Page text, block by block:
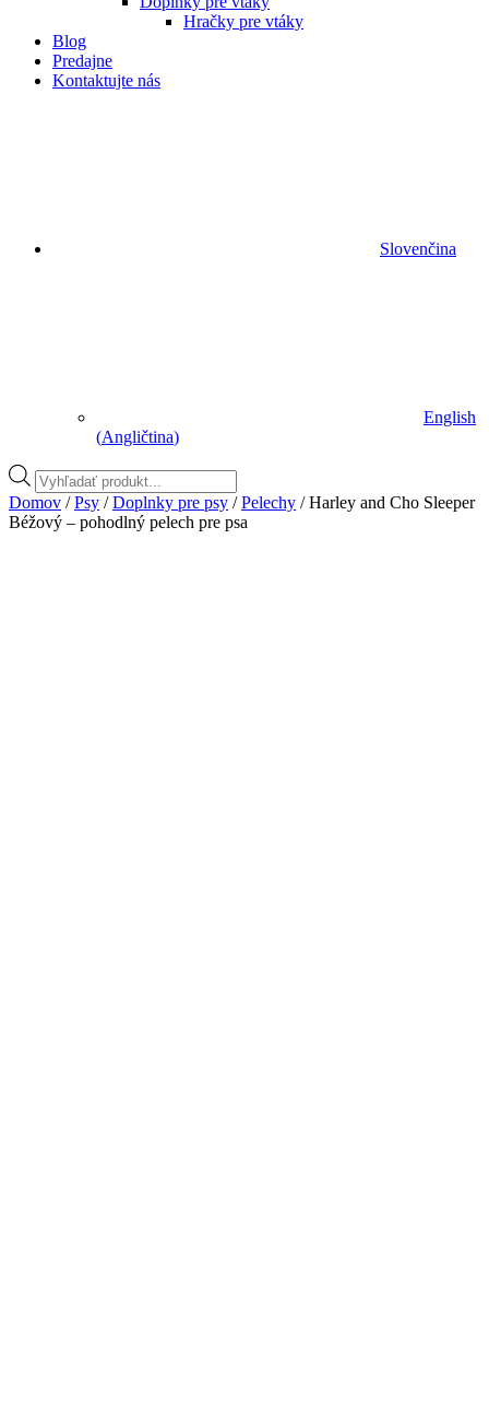
Hračky pre vtáky
Blog
Predajne
Kontaktujte nás
Slovenčina
English
(Angličtina)
Vyhľadávanie
produktov
Domov /Psy /Doplnky pre psy /Pelechy / Harley and Cho Sleeper
Béžový – pohodlný pelech pre psa